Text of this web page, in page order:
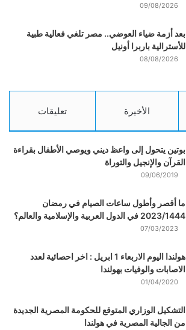
09/08/2026
بعد أزمة ضياء العوضي.. مصر تلغي فعالية طبية
للأسترالية باربرا أونيل
08/08/2026
الأخيرة تعليقات
بوتين يتحول إلى واعظ ديني ويوصي الأطفال بقراءة
القرآن والإنجيل والتوراة
09/06/2019
ما أقصر وأطول ساعات الصيام في رمضان
2023/1444 في الدول العربية والإسلامية والعالم؟
07/03/2023
هولندا اليوم الاربعاء 1 ابريل : اخر احصائية لعدد
الاصابات والوفيات بهولندا
01/04/2020
التشكيل الوزاري المتوقع للحكومة المصرية الجديدة
من الجالية المصرية في هولندا